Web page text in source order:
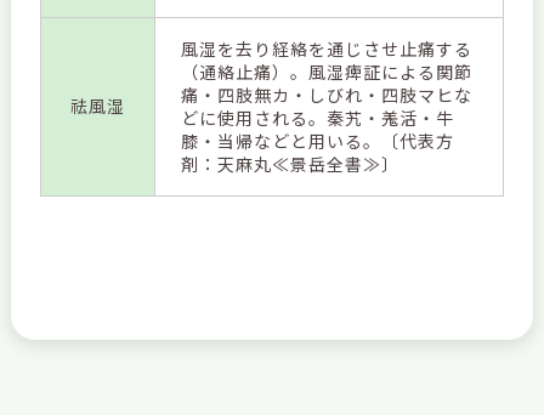
祛風湿
風湿を去り経絡を通じさせ止痛する
（通絡止痛）。風湿痺証による関節
痛・四肢無カ・しびれ・四肢マヒな
どに使用される。秦艽・羗活・牛
膝・当帰などと用いる。〔代表方
剤：天麻丸≪景岳全書≫〕